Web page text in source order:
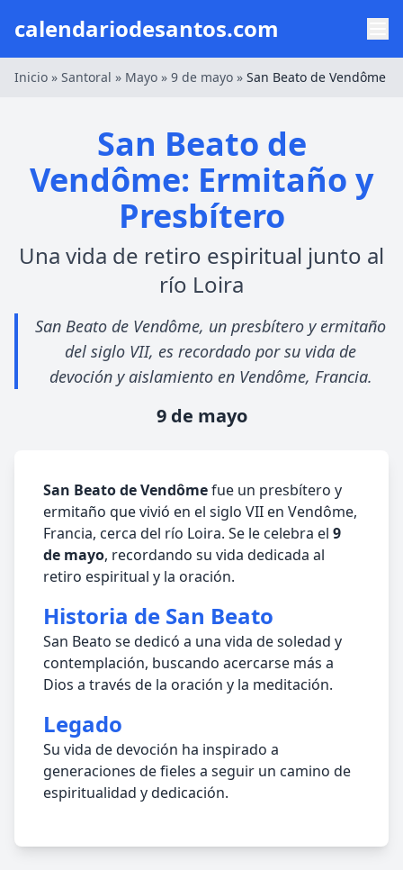
calendariodesantos.com
Inicio » Santoral » Mayo » 9 de mayo » San Beato de Vendôme
San Beato de
Vendôme: Ermitaño y
Presbítero
Una vida de retiro espiritual junto al
río Loira
San Beato de Vendôme, un presbítero y ermitaño
del siglo VII, es recordado por su vida de
devoción y aislamiento en Vendôme, Francia.
9 de mayo
San Beato de Vendômefue un presbítero y
ermitaño que vivió en el siglo VII en Vendôme,
Francia, cerca del río Loira. Se le celebra el 9
de mayo, recordando su vida dedicada al
retiro espiritual y la oración.
Historia de San Beato
San Beato se dedicó a una vida de soledad y
contemplación, buscando acercarse más a
Dios a través de la oración y la meditación.
Legado
Su vida de devoción ha inspirado a
generaciones de fieles a seguir un camino de
espiritualidad y dedicación.